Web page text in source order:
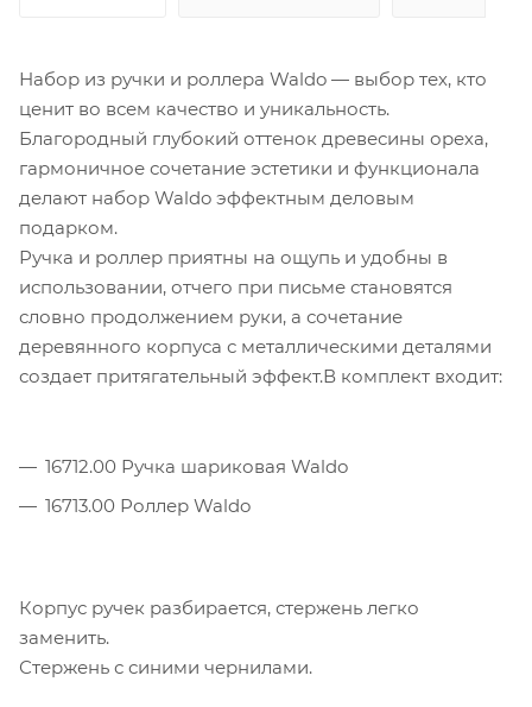
Набор из ручки и роллера Waldo — выбор тех, кто
ценит во всем качество и уникальность.
Благородный глубокий оттенок древесины ореха,
гармоничное сочетание эстетики и функционала
делают набор Waldo эффектным деловым
подарком.
Ручка и роллер приятны на ощупь и удобны в
использовании, отчего при письме становятся
словно продолжением руки, а сочетание
деревянного корпуса с металлическими деталями
создает притягательный эффект.В комплект входит:
16712.00 Ручка шариковая Waldo
16713.00 Роллер Waldo
Корпус ручек разбирается, стержень легко
заменить.
Стержень с синими чернилами.